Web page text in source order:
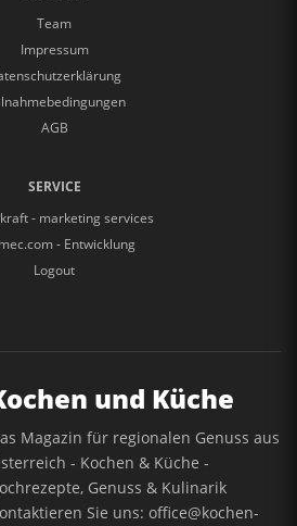
Team
Impressum
AGB
SERVICE
- marketing services
- Entwicklung
Logout
und Küche
Magazin für regionalen Genuss aus
- Kochen & Küche -
Genuss & Kulinarik
Sie uns:office@kochen-